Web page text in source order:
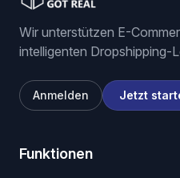
Wir unterstützen E-
intelligenten Dropshipping-
Anmelden Jetzt
Funktionen